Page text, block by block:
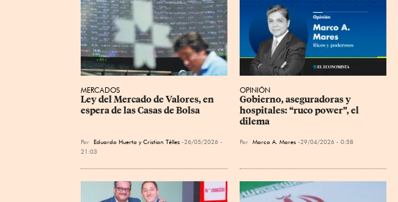
MERCADOS
Ley del Mercado de Valores, en
espera de las Casas de Bolsa
Por Eduardo Huerta yCristian Téllez 26/05/2026 -
21:03
OPINIÓN
Gobierno, aseguradoras y
hospitales: “ruco power”, el
dilema
Por Marco A. Mares 29/04/2026 - 0:58